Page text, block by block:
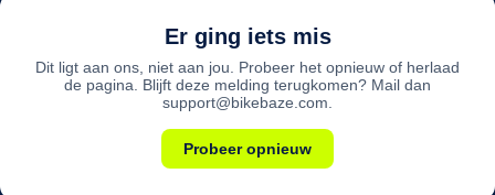
Er ging iets mis
Dit ligt aan ons, niet aan jou. Probeer het opnieuw of herlaad
de pagina. Blijft deze melding terugkomen? Mail dan
support@bikebaze.com.
Probeer opnieuw